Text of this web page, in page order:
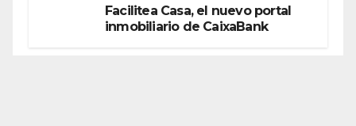
Facilitea Casa, el nuevo portal
inmobiliario de CaixaBank